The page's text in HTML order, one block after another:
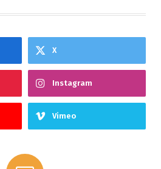
X
Instagram
Vimeo